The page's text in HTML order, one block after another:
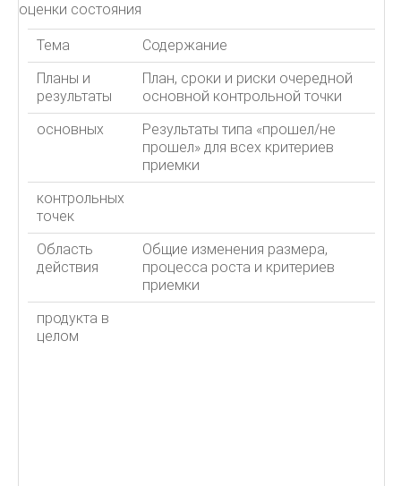
оценки состояния
Тема
Содержание
Планы и
результаты
План, сроки и риски очередной
основной контрольной точки
основных
Результаты типа «прошел/не
прошел» для всех критериев
приемки
контрольных
точек
Область
действия
Общие изменения размера,
процесса роста и критериев
приемки
продукта в
целом